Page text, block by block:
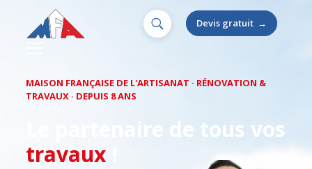
Devis gratuit →
MAISON FRANÇAISE DE L'ARTISANAT · RÉNOVATION &
TRAVAUX · DEPUIS 8 ANS
Le partenaire de tous vos
travaux